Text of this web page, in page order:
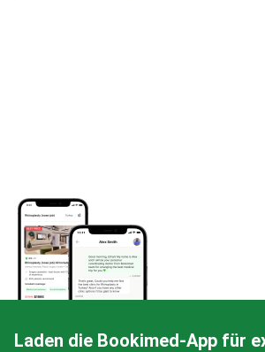
Laden die Bookimed-App für